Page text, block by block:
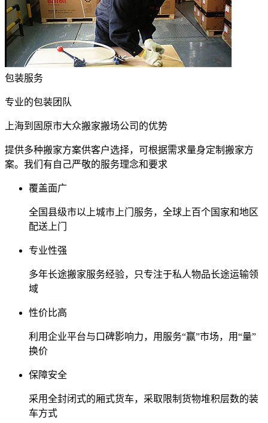
包装服务
专业的包装团队
上海到固原市大众搬家搬场公司的优势
提供多种搬家方案供客户选择，可根据需求量身定制搬家方
案。我们有自己严敬的服务理念和要求
覆盖面广
全国县级市以上城市上门服务，全球上百个国家和地区
配送上门
专业性强
多年长途搬家服务经验，只专注于私人物品长途运输领
域
性价比高
利用企业平台与口碑影响力，用服务“赢”市场，用“量”
换价
保障安全
采用全封闭式的厢式货车，采取限制货物堆积层数的装
车方式